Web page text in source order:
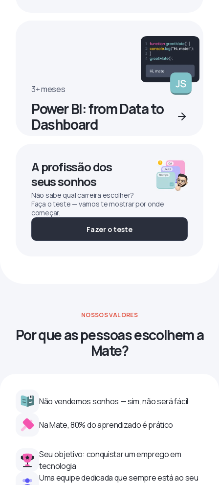
3+ meses
Power BI: from Data to
Dashboard
A profissão dos
seus sonhos
Não sabe qual carreira escolher?
Faça o teste — vamos te mostrar por onde
começar.
Fazer o teste
NOSSOS VALORES
Por que as pessoas escolhem a
Mate?
Não vendemos sonhos — sim, não será fácil
Na Mate, 80% do aprendizado é prático
Seu objetivo: conquistar um emprego em
tecnologia
Uma equipe dedicada que sempre está ao seu